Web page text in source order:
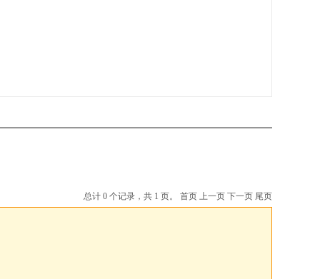
总计 0 个记录，共 1 页。 首页 上一页 下一页 尾页